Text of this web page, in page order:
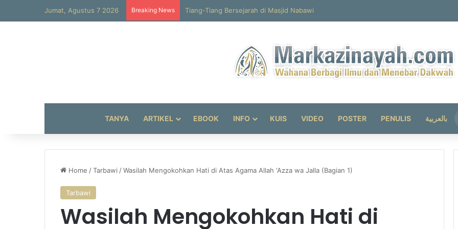
Jumat, Agustus 7 2026 Breaking News Tiang-Tiang Bersejarah di Masjid Nabawi
TANYA ARTIKEL EBOOK INFO KUIS VIDEO POSTER PENULIS بالعربية
Home /Tarbawi /Wasilah Mengokohkan Hati di Atas Agama Allah ‘Azza wa Jalla (Bagian 1)
Tarbawi
Wasilah Mengokohkan Hati di